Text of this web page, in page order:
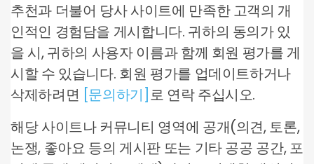
추천과 더불어 당사 사이트에 만족한 고객의 개
인적인 경험담을 게시합니다. 귀하의 동의가 있
을 시, 귀하의 사용자 이름과 함께 회원 평가를 게
시할 수 있습니다. 회원 평가를 업데이트하거나
삭제하려면 [문의하기] 로 연락 주십시오.
해당 사이트나 커뮤니티 영역에 공개(의견, 토론,
논쟁, 좋아요 등의 게시판 또는 기타 공공 공간, 포